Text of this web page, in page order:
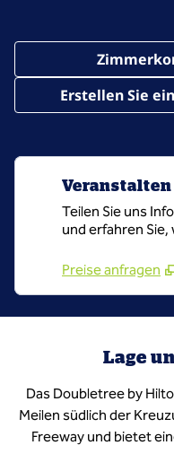
Erstellen Sie
Veranstalten
Teilen Sie uns
und erfahren Sie,
Preise anfragen
Lage
Das Doubletree by
Meilen südlich der
Freeway und bietet